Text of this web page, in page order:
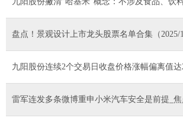
盘点！景观设计上市龙头股票名单合集（2025/
九阳股份连续2个交易日收盘价格涨幅偏离值
雷军连发多条微博重申小米汽车安全是前提_焦